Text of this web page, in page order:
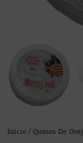
Inicio / Quesos De